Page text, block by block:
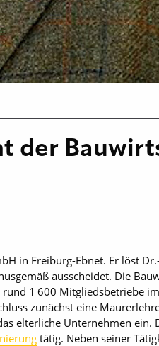
der
in Freiburg-Ebnet. Er löst
ausscheidet. Die
1 600 Mitgliedsbetriebe
zunächst eine
elterliche Unternehmen ein.
tätig. Neben seiner